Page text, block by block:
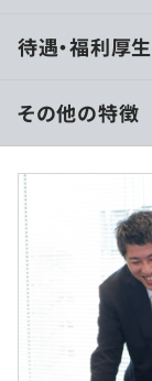
■iPhone＆
開発
【自社プロダク
■電子文書閲覧
400万ダウンロ
■クラウド本棚
自治体導入シ
じめ、執行部
など各種委員
https://
待遇・福利厚生
■想定年収：
■賃金の決定方
す。
■月給制：
・基本給：
・固定残業代：
※20時間を超え
加で支給いたし
その他の特徴